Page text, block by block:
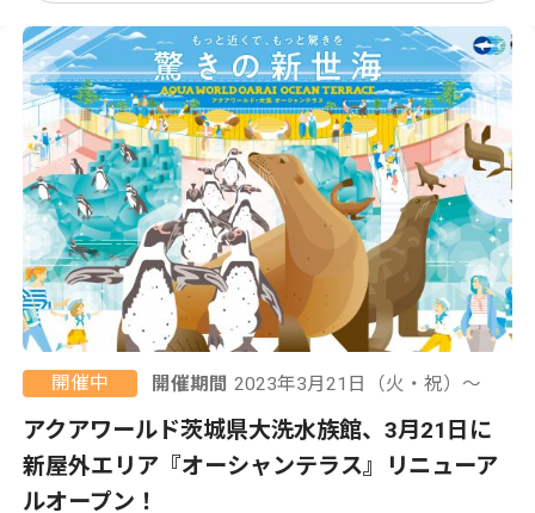
開催中 開催期間 2023年3月21日（火・祝）〜
アクアワールド茨城県大洗水族館、3月21日に
新屋外エリア『オーシャンテラス』リニューア
ルオープン！